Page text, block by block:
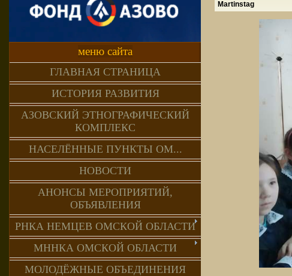
меню сайта
ГЛАВНАЯ СТРАНИЦА
ИСТОРИЯ РАЗВИТИЯ
АЗОВСКИЙ ЭТНОГРАФИЧЕСКИЙ
КОМПЛЕКС
НАСЕЛЁННЫЕ ПУНКТЫ ОМ...
НОВОСТИ
АНОНСЫ МЕРОПРИЯТИЙ,
ОБЪЯВЛЕНИЯ
РНКА НЕМЦЕВ ОМСКОЙ ОБЛАСТИ
МННКА ОМСКОЙ ОБЛАСТИ
МОЛОДЁЖНЫЕ ОБЪЕДИНЕНИЯ
Martinstag